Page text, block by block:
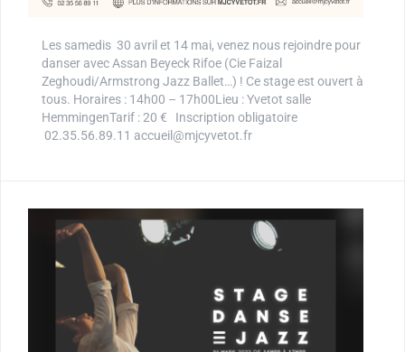
Les samedis 30 avril et 14 mai, venez nous rejoindre pour
danser avec Assan Beyeck Rifoe (Cie Faizal
Zeghoudi/Armstrong Jazz Ballet…) ! Ce stage est ouvert à
tous. Horaires : 14h00 – 17h00Lieu : Yvetot salle
HemmingenTarif : 20 € Inscription obligatoire
02.35.56.89.11 accueil@mjcyvetot.fr